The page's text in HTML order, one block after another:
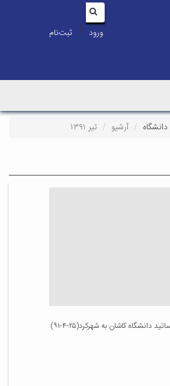
ورود | ثبت‌نام
دانشگاه آرشیو تیر ۱۳۹۱
کاشان به شهرکرد(۲۵-۴-۹۱)